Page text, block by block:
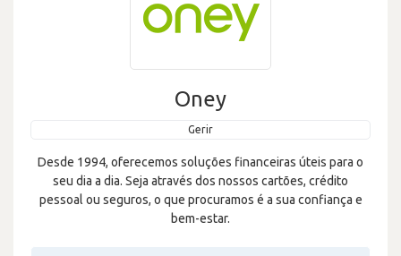
Oney
Gerir
Desde 1994, oferecemos soluções financeiras úteis para o
seu dia a dia. Seja através dos nossos cartões, crédito
pessoal ou seguros, o que procuramos é a sua confiança e
bem-estar.